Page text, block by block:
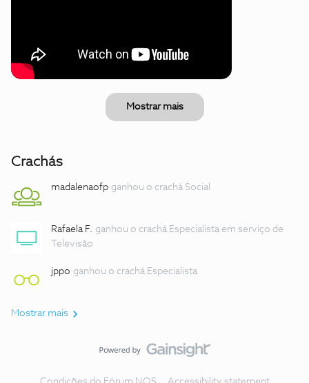
Mostrar mais
Crachás
madalenaofp ganhou o crachá Social
Rafaela F. ganhou o crachá Especialista em serviço de
Televisão
jppo ganhou o crachá Especialista
Mostrar mais